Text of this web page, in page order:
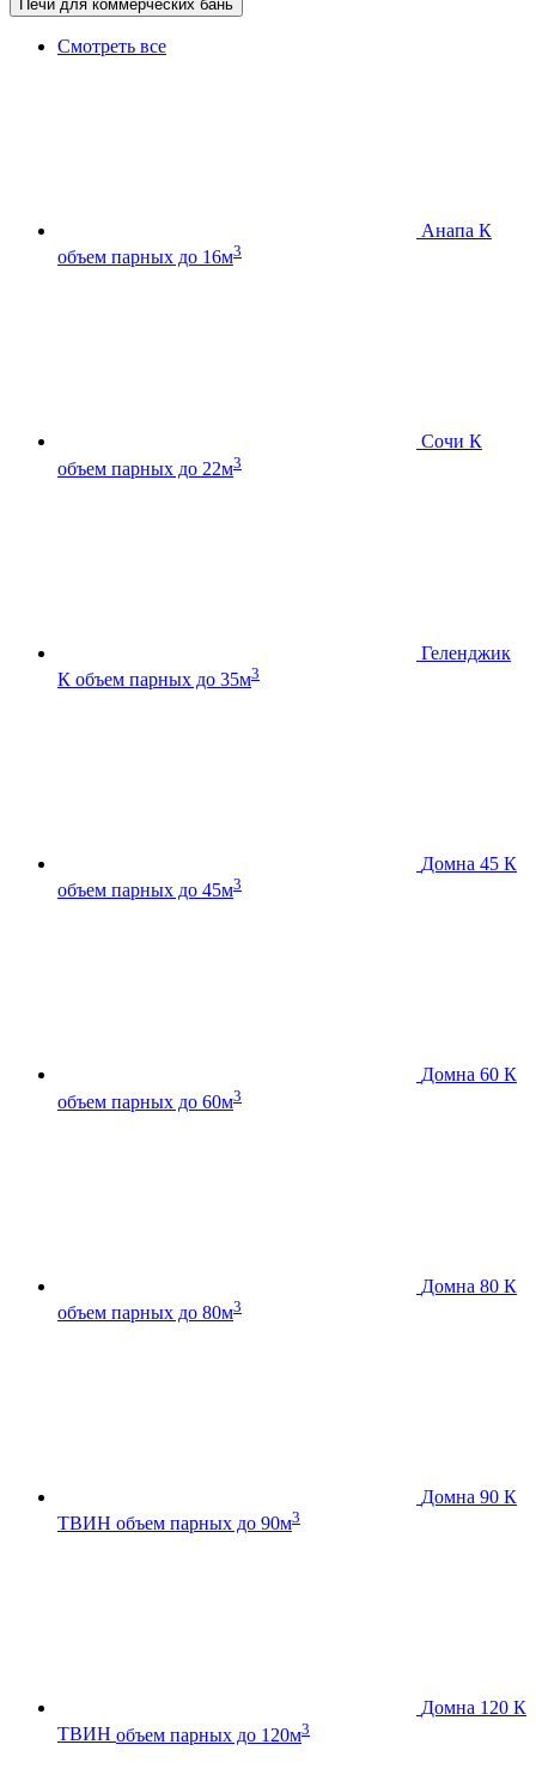
Печи для коммерческих бань
Смотреть все
Анапа К
объем парных до 16м3
Сочи К
объем парных до 22м3
Геленджик
К объем парных до 35м3
Домна 45 К
объем парных до 45м3
Домна 60 К
объем парных до 60м3
Домна 80 К
объем парных до 80м3
Домна 90 К
ТВИН объем парных до 90м3
Домна 120 К
ТВИН объем парных до 120м3